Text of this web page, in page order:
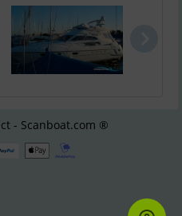
- Scanboat.com ®